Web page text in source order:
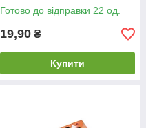
Готово до відправки 22 од.
19,90 ₴
Купити